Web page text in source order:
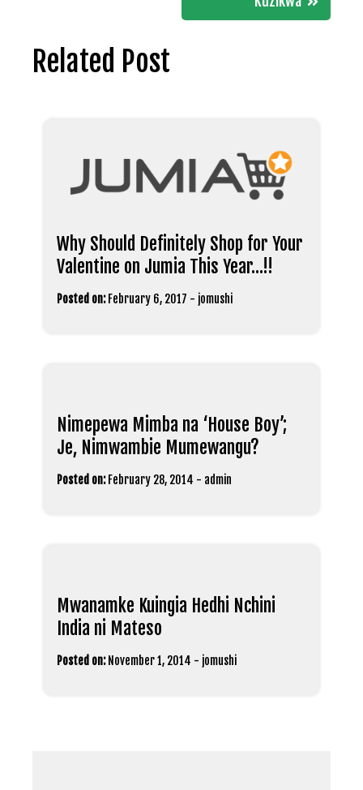
Related Post
Why Should Definitely Shop for Your
Valentine on Jumia This Year…!!
Posted on: February 6, 2017 - jomushi
Nimepewa Mimba na ‘House Boy’;
Je, Nimwambie Mumewangu?
Posted on: February 28, 2014 - admin
Mwanamke Kuingia Hedhi Nchini
India ni Mateso
Posted on: November 1, 2014 - jomushi